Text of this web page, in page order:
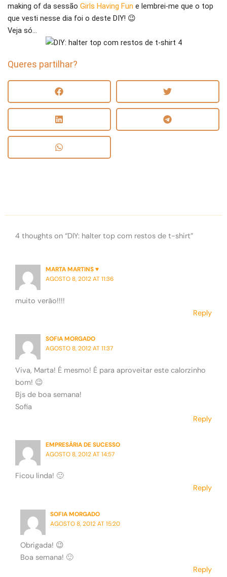
making of da sessão Girls Having Fun e lembrei-me que o top
que vesti nesse dia foi o deste DIY! 😉
Veja só…
Queres partilhar?
4 thoughts on “DIY: halter top com restos de t-shirt”
MARTA MARTINS ♥
AGOSTO 8, 2012 AT 11:36
muito verão!!!!
Reply
SOFIA MORGADO
AGOSTO 8, 2012 AT 11:37
Viva, Marta! É mesmo! É para aproveitar este calorzinho
bom! 😉
Bjs de boa semana!
Sofia
Reply
EMPRESÁRIA DE SUCESSO
AGOSTO 8, 2012 AT 14:57
Ficou linda! 🙂
Reply
SOFIA MORGADO
AGOSTO 8, 2012 AT 15:20
Obrigada! 😉
Boa semana! 🙂
Reply